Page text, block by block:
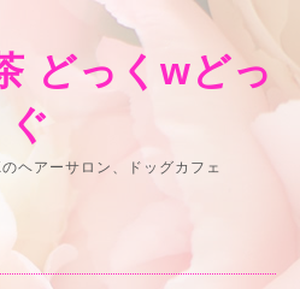
どっくwどっ
ぐ
ヘアーサロン、ドッグカフェ